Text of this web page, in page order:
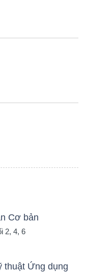
Cơ bản
2, 4, 6
thuật Ứng dụng